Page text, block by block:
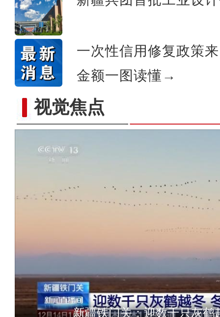
一次性信用修复政策
金额一图读懂→
视觉焦点
新疆铁门关：迎数千只灰鹤